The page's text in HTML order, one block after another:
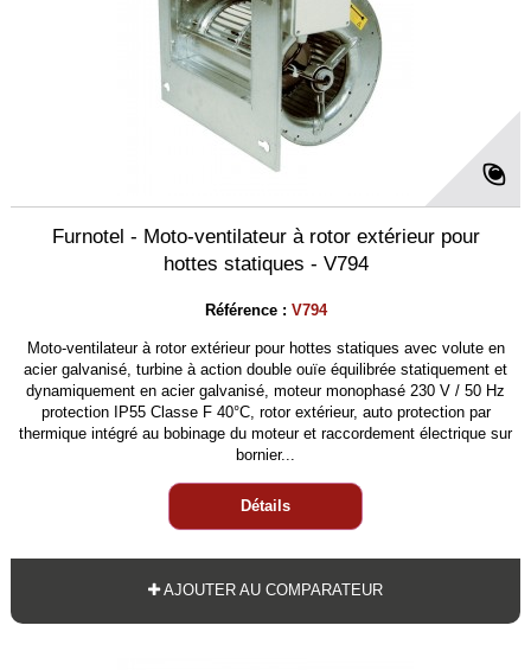
Furnotel - Moto-ventilateur à rotor extérieur pour
hottes statiques - V794
Référence : V794
Moto-ventilateur à rotor extérieur pour hottes statiques avec volute en
acier galvanisé, turbine à action double ouïe équilibrée statiquement et
dynamiquement en acier galvanisé, moteur monophasé 230 V / 50 Hz
protection IP55 Classe F 40°C, rotor extérieur, auto protection par
thermique intégré au bobinage du moteur et raccordement électrique sur
bornier...
Détails
AJOUTER AU COMPARATEUR